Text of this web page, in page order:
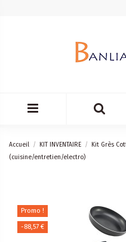
Accueil KIT INVENTAIRE
Kit Grès
(cuisine/entretien/electro)
Promo !
-88,57 €